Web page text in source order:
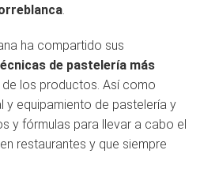
.
ha compartido sus
de pastelería más
los productos. Así como
y equipamiento de pastelería y
y fórmulas para llevar a cabo el
restaurantes y que siempre